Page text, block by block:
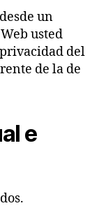
un
usted
del
de la de
e